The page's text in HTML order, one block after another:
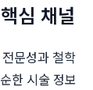
심 채널
문성과 철학
한 시술 정보